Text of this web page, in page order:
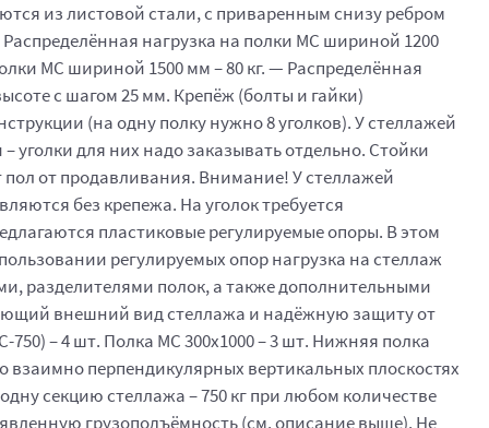
из листовой стали, с приваренным снизу ребром
нагрузка на полки МС шириной 1200
МС шириной 1500 мм – 80 кг. — Распределённая
с шагом 25 мм. Крепёж (болты и гайки)
(на одну полку нужно 8 уголков). У стеллажей
уголки для них надо заказывать отдельно. Стойки
от продавливания. Внимание! У стеллажей
без крепежа. На уголок требуется
пластиковые регулируемые опоры. В этом
регулируемых опор нагрузка на стеллаж
разделителями полок, а также дополнительными
внешний вид стеллажа и надёжную защиту от
– 4 шт. Полка МС 300x1000 – 3 шт. Нижняя полка
взаимно перпендикулярных вертикальных плоскостях
секцию стеллажа – 750 кг при любом количестве
грузоподъёмность (см. описание выше). Не